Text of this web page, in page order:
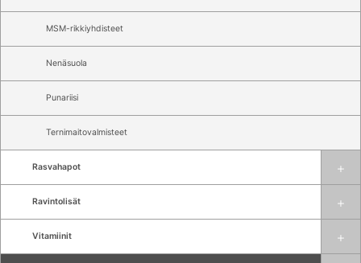
MSM-rikkiyhdisteet
Nenäsuola
Punariisi
Ternimaitovalmisteet
Rasvahapot
Ravintolisät
Vitamiinit